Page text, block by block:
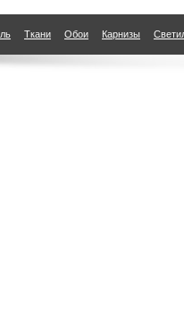
Ткани Обои Карнизы